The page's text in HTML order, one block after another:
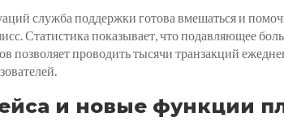
служба поддержки готова вмешаться и
Статистика показывает, что подавляющее
позволяет проводить тысячи транзакций
и новые функции